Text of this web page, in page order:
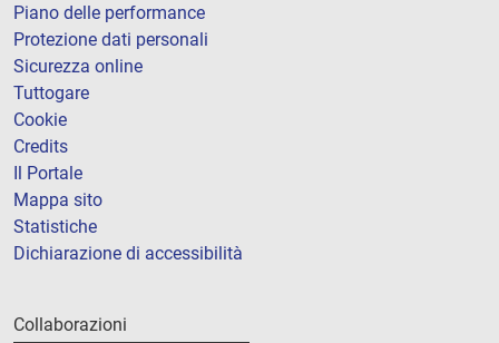
Piano delle performance
Protezione dati personali
Sicurezza online
Tuttogare
Cookie
Credits
Il Portale
Mappa sito
Statistiche
Dichiarazione di accessibilità
Collaborazioni